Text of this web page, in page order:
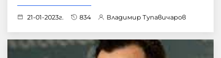
21-01-2023г. 834 Владимир Тупавичаров